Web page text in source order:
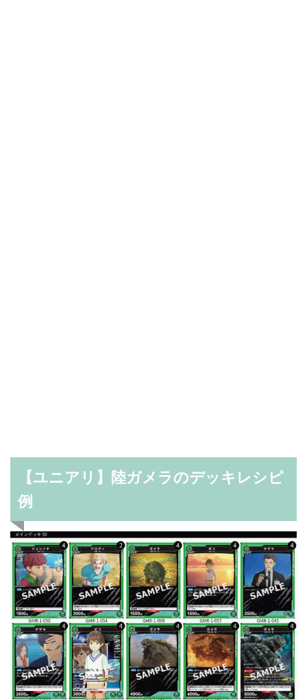
【ユニアリ】陸ガメラのデッキレシピ
例